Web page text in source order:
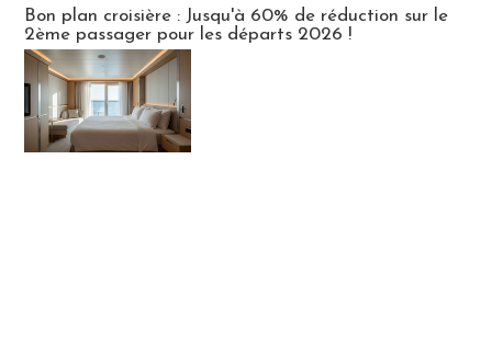
Bon plan croisière : Jusqu'à 60% de réduction sur le
2ème passager pour les départs 2026 !